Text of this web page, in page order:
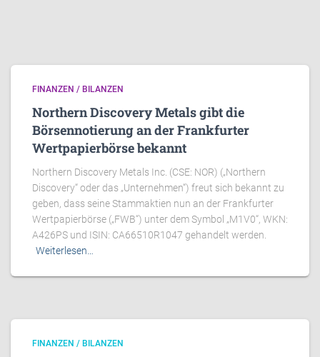
FINANZEN / BILANZEN
Northern Discovery Metals gibt die
Börsennotierung an der Frankfurter
Wertpapierbörse bekannt
Northern Discovery Metals Inc. (CSE: NOR) („Northern
Discovery“ oder das „Unternehmen“) freut sich bekannt zu
geben, dass seine Stammaktien nun an der Frankfurter
Wertpapierbörse („FWB“) unter dem Symbol „M1V0“, WKN:
A426PS und ISIN: CA66510R1047 gehandelt werden.
Weiterlesen…
FINANZEN / BILANZEN